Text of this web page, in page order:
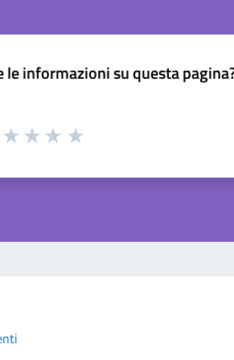
le informazioni su questa